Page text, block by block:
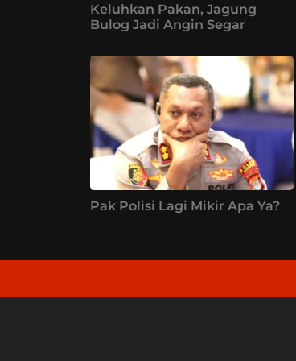
Keluhkan Pakan, Jagung
Bulog Jadi Angin Segar
Pak Polisi Lagi Mikir Apa Ya?